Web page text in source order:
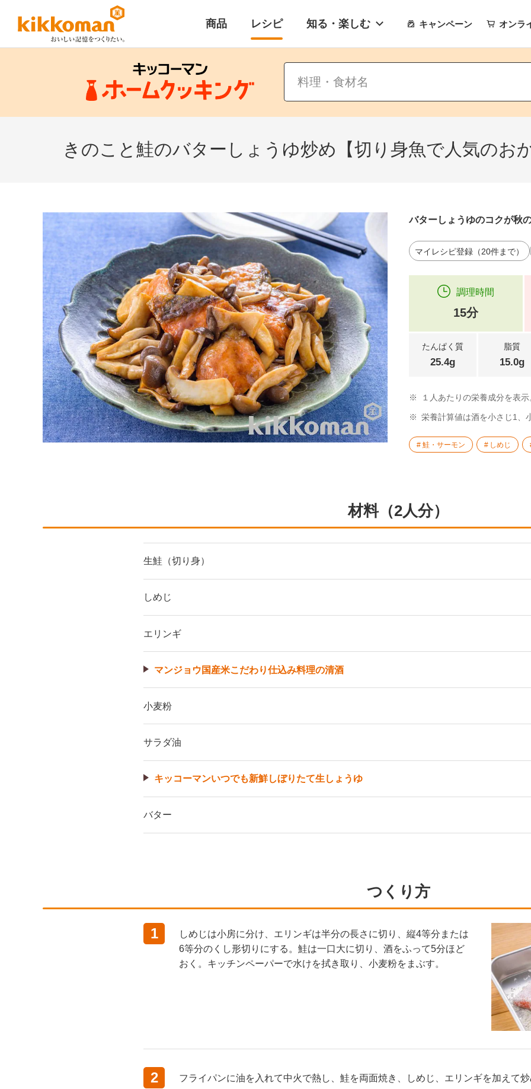
商品 レシピ 知る・楽しむ キャンペーン オンラ
きのこと鮭のバターしょうゆ炒め【切り身魚で人気のお
バターしょうゆのコクが秋
マイレシピ登録（20件まで）
調理時間
15分
たんぱく質
25.4g
脂質
15.0g
※ １人あたりの栄養成分を表示
※ 栄養計算値は酒を小さじ1、
鮭・サーモン しめじ
材料（2人分）
生鮭（切り身）
しめじ
エリンギ
マンジョウ国産米こだわり仕込み料理の清酒
小麦粉
サラダ油
キッコーマンいつでも新鮮しぼりたて生しょうゆ
バター
つくり方
1
しめじは小房に分け、エリンギは半分の長さに切り、縦4等分または
6等分のくし形切りにする。鮭は一口大に切り、酒をふって5分ほど
おく。キッチンペーパーで水けを拭き取り、小麦粉をまぶす。
2 フライパンに油を入れて中火で熱し、鮭を両面焼き、しめじ、エリンギを加えて